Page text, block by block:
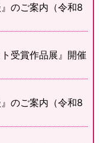
のご案内（令和8
受賞作品展』開催
のご案内（令和8